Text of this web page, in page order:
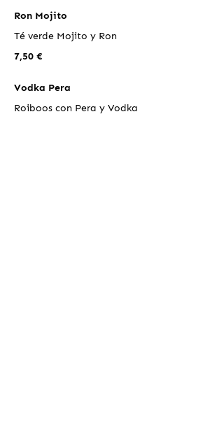
Ron Mojito
Té verde Mojito y Ron
7,50 €
Vodka Pera
Roiboos con Pera y Vodka